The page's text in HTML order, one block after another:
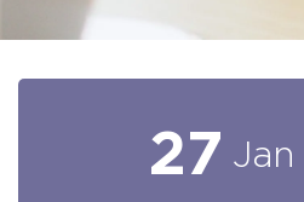
27 Jan